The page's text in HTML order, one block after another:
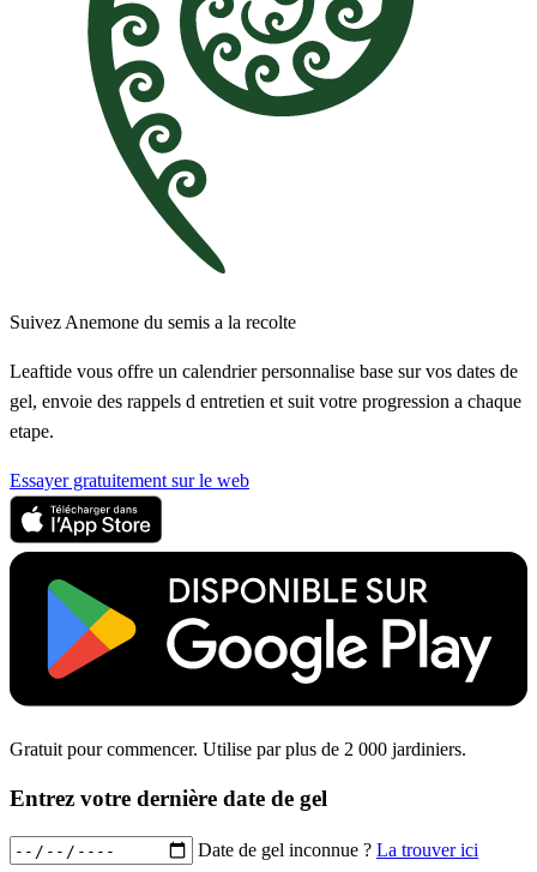
Suivez Anemone du semis a la recolte
Leaftide vous offre un calendrier personnalise base sur vos dates de
gel, envoie des rappels d entretien et suit votre progression a chaque
etape.
Essayer gratuitement sur le web
Gratuit pour commencer. Utilise par plus de 2 000 jardiniers.
Entrez votre dernière date de gel
Date de gel inconnue ? La trouver ici